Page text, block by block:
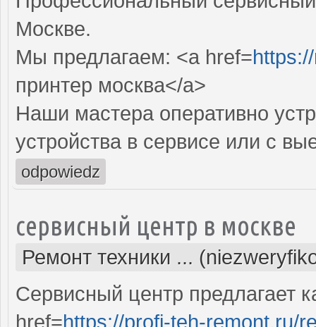
Москве.
Мы предлагаем: <a href=
принтер москва</a>
Наши мастера оперативно
устройства в сервисе или с
odpowiedz
сервисный центр в москве
Ремонт техники ...
Сервисный центр предлагает
href=https://profi-teh-remont.ru/